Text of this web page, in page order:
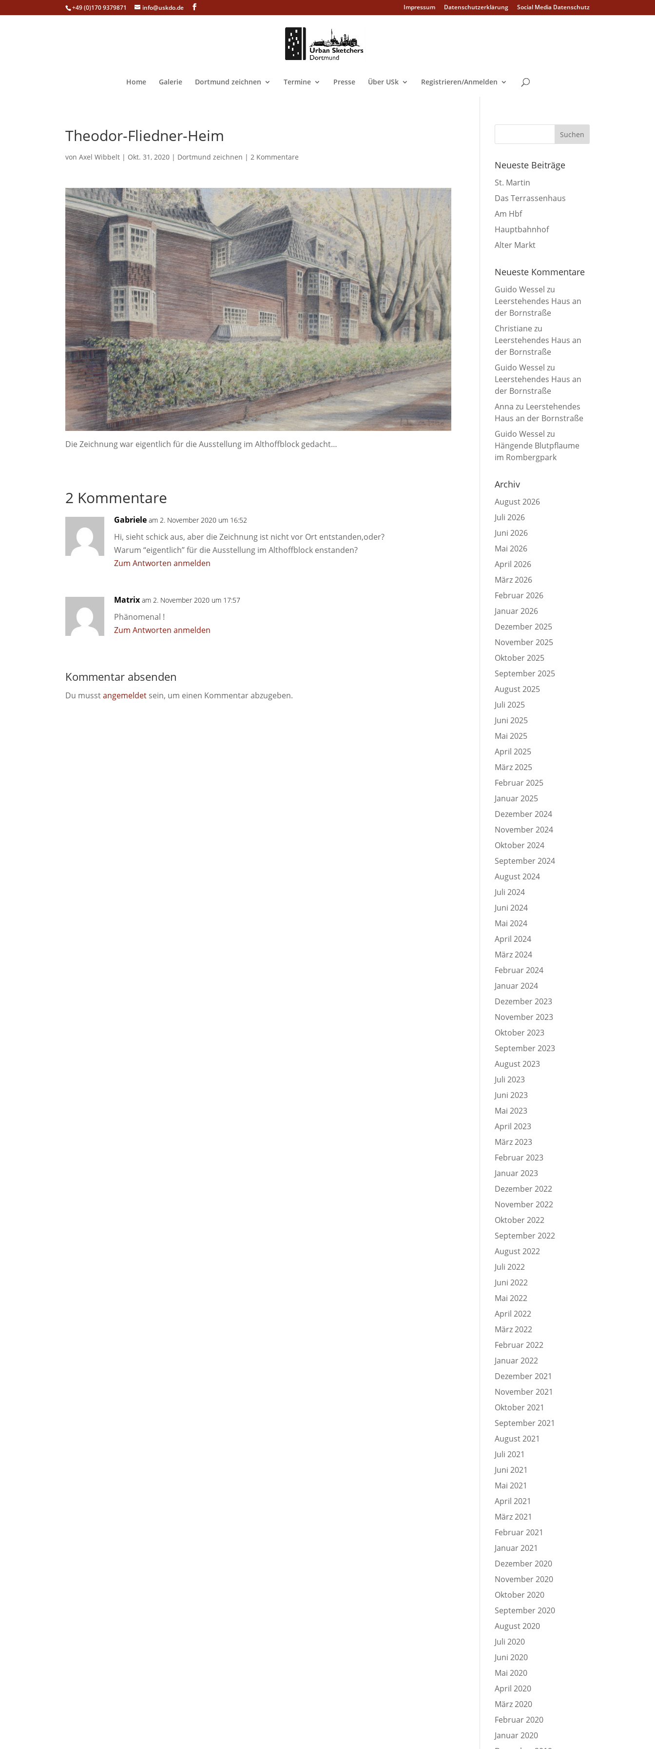
+49 (0)170 9379871 info@uskdo.de Impressum Datenschutzerklärung Social Media Datenschutz
Home Galerie Dortmund zeichnen Termine Presse Über USk Registrieren/Anmelden
Theodor-Fliedner-Heim
vonAxel Wibbelt | Okt. 31, 2020 | Dortmund zeichnen |2 Kommentare
Die Zeichnung war eigentlich für die Ausstellung im Althoffblock gedacht…
2 Kommentare
Gabriele am 2. November 2020 um 16:52
Hi, sieht schick aus, aber die Zeichnung ist nicht vor Ort entstanden,oder?
Warum “eigentlich” für die Ausstellung im Althoffblock enstanden?
Zum Antworten anmelden
Matrix am 2. November 2020 um 17:57
Phänomenal !
Zum Antworten anmelden
Kommentar absenden
Du musstangemeldet sein, um einen Kommentar abzugeben.
Neueste Beiträge
St. Martin
Das Terrassenhaus
Am Hbf
Hauptbahnhof
Alter Markt
Neueste Kommentare
Guido Wessel zu
Leerstehendes Haus an
der Bornstraße
Christiane zu
Leerstehendes Haus an
der Bornstraße
Guido Wessel zu
Leerstehendes Haus an
der Bornstraße
Anna zu Leerstehendes
Haus an der Bornstraße
Guido Wessel zu
Hängende Blutpflaume
im Rombergpark
Archiv
August 2026
Juli 2026
Juni 2026
Mai 2026
April 2026
März 2026
Februar 2026
Januar 2026
Dezember 2025
November 2025
Oktober 2025
September 2025
August 2025
Juli 2025
Juni 2025
Mai 2025
April 2025
März 2025
Februar 2025
Januar 2025
Dezember 2024
November 2024
Oktober 2024
September 2024
August 2024
Juli 2024
Juni 2024
Mai 2024
April 2024
März 2024
Februar 2024
Januar 2024
Dezember 2023
November 2023
Oktober 2023
September 2023
August 2023
Juli 2023
Juni 2023
Mai 2023
April 2023
März 2023
Februar 2023
Januar 2023
Dezember 2022
November 2022
Oktober 2022
September 2022
August 2022
Juli 2022
Juni 2022
Mai 2022
April 2022
März 2022
Februar 2022
Januar 2022
Dezember 2021
November 2021
Oktober 2021
September 2021
August 2021
Juli 2021
Juni 2021
Mai 2021
April 2021
März 2021
Februar 2021
Januar 2021
Dezember 2020
November 2020
Oktober 2020
September 2020
August 2020
Juli 2020
Juni 2020
Mai 2020
April 2020
März 2020
Februar 2020
Januar 2020